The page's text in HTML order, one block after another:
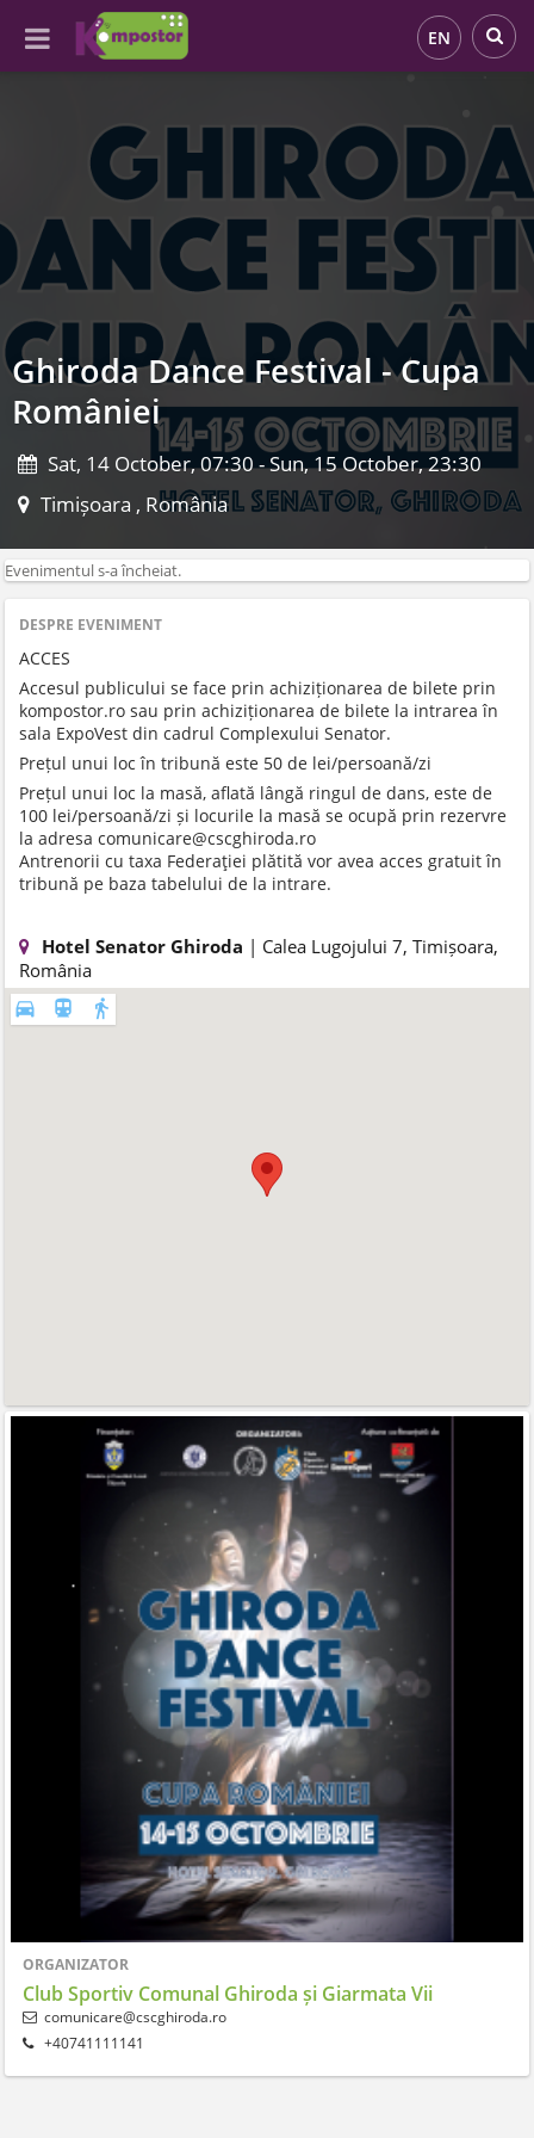
EN
Ghiroda Dance Festival - Cupa
României
Sat, 14 October, 07:30 - Sun, 15 October, 23:30
Timișoara , România
Evenimentul s-a încheiat.
DESPRE EVENIMENT
ACCES
Accesul publicului se face prin achiziționarea de bilete prin
kompostor.ro sau prin achiziționarea de bilete la intrarea în
sala ExpoVest din cadrul Complexului Senator.
Prețul unui loc în tribună este 50 de lei/persoană/zi
Prețul unui loc la masă, aflată lângă ringul de dans, este de
100 lei/persoană/zi și locurile la masă se ocupă prin rezervre
la adresa comunicare@cscghiroda.ro
Antrenorii cu taxa Federaţiei plătită vor avea acces gratuit în
tribună pe baza tabelului de la intrare.
Hotel Senator Ghiroda | Calea Lugojului 7, Timișoara,
România
directions_car
directions_subway directions_walk
ORGANIZATOR
Club Sportiv Comunal Ghiroda și Giarmata Vii
comunicare@cscghiroda.ro
+40741111141